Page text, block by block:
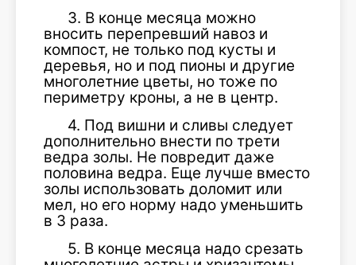
3. В конце месяца можно
вносить перепревший навоз и
компост, не только под кусты и
деревья, но и под пионы и другие
многолетние цветы, но тоже по
периметру кроны, а не в центр.
4. Под вишни и сливы следует
дополнительно внести по трети
ведра золы. Не повредит даже
половина ведра. Еще лучше вместо
золы использовать доломит или
мел, но его норму надо уменьшить
в 3 раза.
5. В конце месяца надо срезать